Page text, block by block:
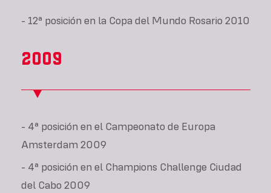
- 12ª posición en la Copa del Mundo Rosario 2010
2009
- 4ª posición en el Campeonato de Europa
Amsterdam 2009
- 4ª posición en el Champions Challenge Ciudad
del Cabo 2009